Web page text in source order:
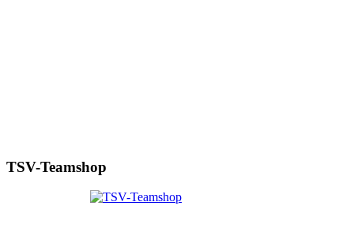
TSV-Teamshop